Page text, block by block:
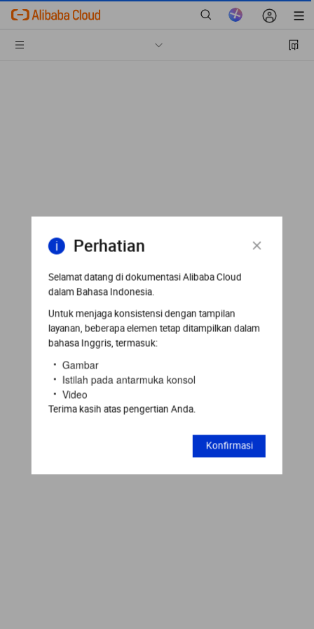
Perhatian
Selamat datang di dokumentasi Alibaba Cloud
dalam Bahasa Indonesia.
Untuk menjaga konsistensi dengan tampilan
layanan, beberapa elemen tetap ditampilkan dalam
bahasa Inggris, termasuk:
Gambar
Istilah pada antarmuka konsol
Video
Terima kasih atas pengertian Anda.
Konfirmasi